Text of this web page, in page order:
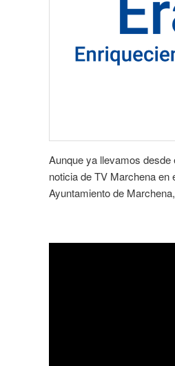
Aunque ya llevamos
noticia de TV Marchena en
Ayuntamiento de